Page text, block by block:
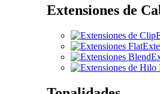
Extensiones de